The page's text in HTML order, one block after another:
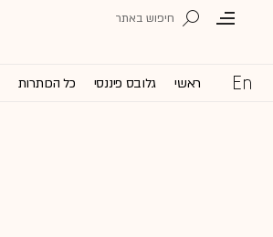
ראשי גלובס פיננסי כל הכותרות